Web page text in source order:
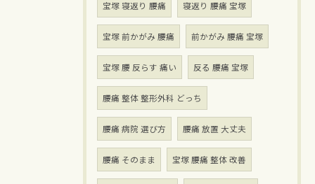
宝塚 寝返り 腰痛 寝返り 腰痛 宝塚
宝塚 前かがみ 腰痛 前かがみ 腰痛 宝塚
宝塚 腰 反らす 痛い 反る 腰痛 宝塚
腰痛 整体 整形外科 どっち
腰痛 病院 選び方 腰痛 放置 大丈夫
腰痛 そのまま 宝塚 腰痛 整体 改善